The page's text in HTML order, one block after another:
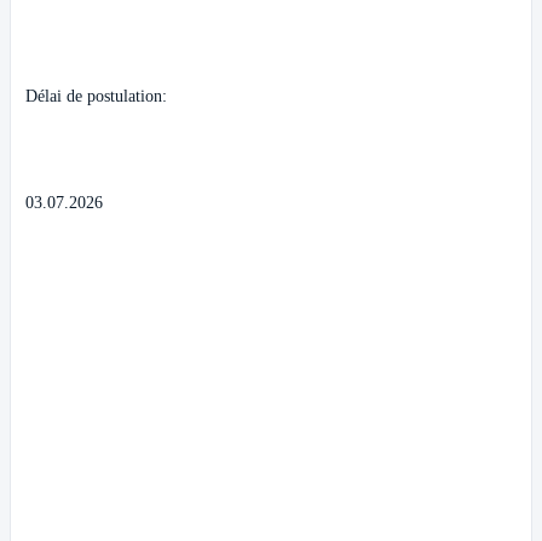
Délai de postulation:
03.07.2026